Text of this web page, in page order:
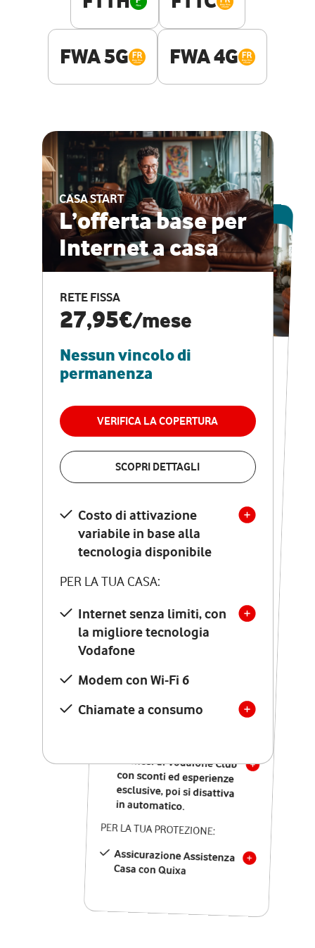
FWA 5G FWA 4G
CASA START
L’offerta base per
Internet a casa
RETE FISSA
27,95€/mese
Nessun vincolo di
permanenza
VERIFICA LA COPERTURA
SCOPRI DETTAGLI
Costo di attivazione
variabile in base alla
tecnologia disponibile
PER LA TUA CASA:
Internet senza limiti, con
la migliore tecnologia
Vodafone
Modem con Wi-Fi 6
Chiamate a consumo
ESCLUSIVA ONLINE
CASA PRO
Internet veloce e
vantaggi speciali
RETE FISSA + VODAFONE CLUB
29,95€
permanenza
VERIFICA LA COPERTURA
Costo di attivazione
variabile in base alla
tecnologia disponibile
PER LA TUA CASA:
Internet senza limiti, con
la migliore tecnologia
Vodafone
Modem Seven con Wi-Fi 7
Chiamate illimitate verso
numeri fissi e mobili
nazionali
12 mesi di Vodafone Club
con sconti ed esperienze
esclusive, poi si disattiva
in automatico.
PER LA TUA PROTEZIONE:
Assicurazione Assistenza
Casa con Quixa